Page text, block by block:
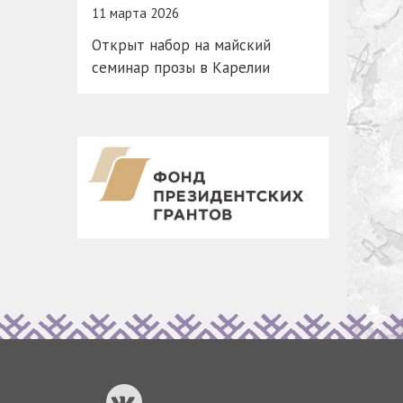
11 марта 2026
Открыт набор на майский
семинар прозы в Карелии